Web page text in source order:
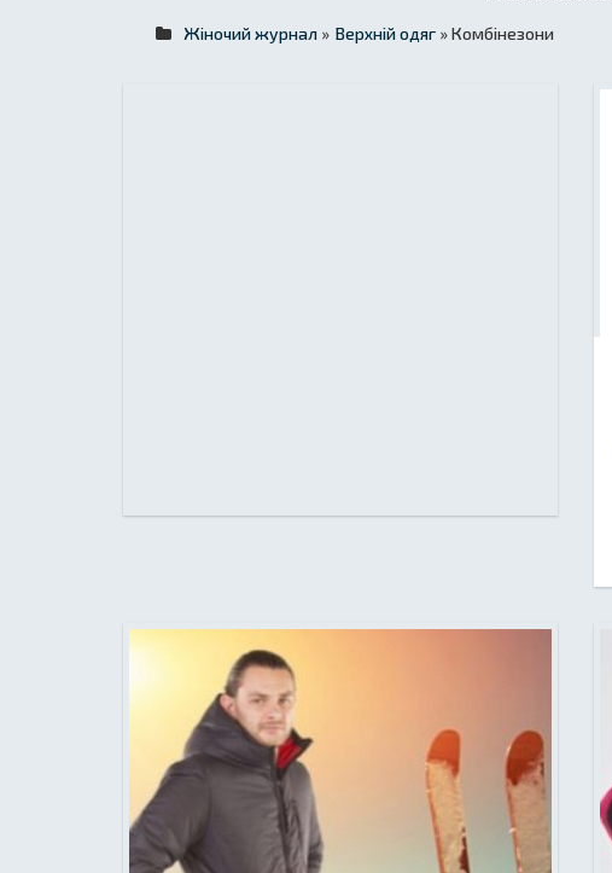
Жіночий журнал » Верхній одяг » Комбінезони